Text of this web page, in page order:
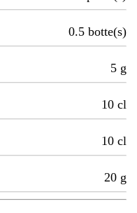
0.5 botte(s)
5 g
10 cl
10 cl
20 g